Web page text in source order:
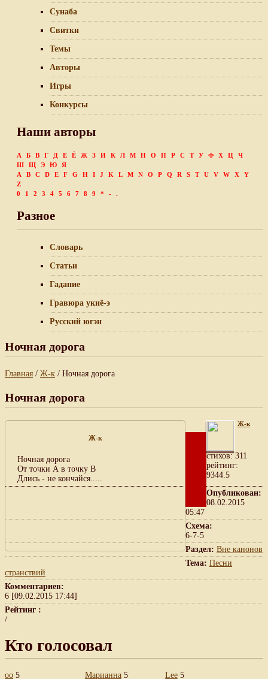
Сунаба
Свитки
Темы
Авторы
Игры
Конкурсы
Наши авторы
А Б В Г Д Е Ё Ж З И К Л М Н О П Р С Т У Ф Х Ц
Ч
Ш
Щ Э Ю
Я
A
B C D E F G H I J K L M N O P Q R S T U V W X
Y
Z
0
1 2 3 4 5 6 7 8 9 * - .
Разное
Словарь
Статьи
Гадание
Гравюра укиё-э
Русский югэн
Ночная дорога
Главная / Ж-к / Ночная дорога
Ночная дорога
Ж-к
Ночная дорога
От точки А в точку B
Длись - не кончайся.....
Ж-к
cтихов: 311
рейтинг:
9344.5
Опубликован:
08.02.2015
05:47
Схема:
6-7-5
Раздел: Вне канонов
Тема: Песни
странствий
Комментариев:
6 [09.02.2015 17:44]
Рейтинг :
/
Кто голосовал
oo 5 Марианна5 Lee5